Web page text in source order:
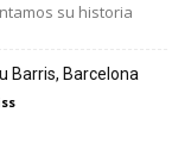
su historia
Barris, Barcelona